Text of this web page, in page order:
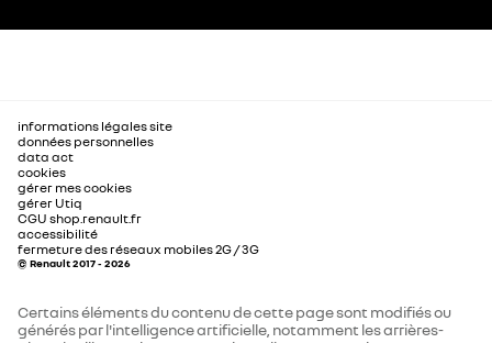
informations légales site
données personnelles
data act
cookies
gérer mes cookies
gérer Utiq
CGU shop.renault.fr
accessibilité
fermeture des réseaux mobiles 2G / 3G
© Renault 2017 - 2026
Certains éléments du contenu de cette page sont modifiés ou
générés par l'intelligence artificielle, notamment les arrières-